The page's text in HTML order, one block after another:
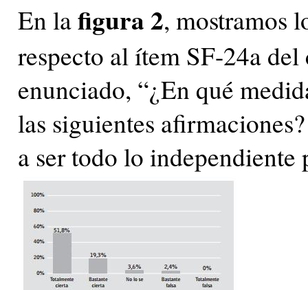
En lafigura 2, mostramos
respecto al ítem SF-24a
enunciado, “¿En qué
las siguientes
a ser todo lo independiente